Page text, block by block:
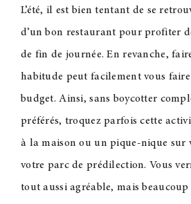
L’été, il est bien tentant de se
d’un bon restaurant pour profiter
de fin de journée. En revanche,
habitude peut facilement vous
budget. Ainsi, sans boycotter
préférés, troquez parfois cette
à la maison ou un pique-nique sur
votre parc de prédilection. Vous
tout aussi agréable, mais beaucoup